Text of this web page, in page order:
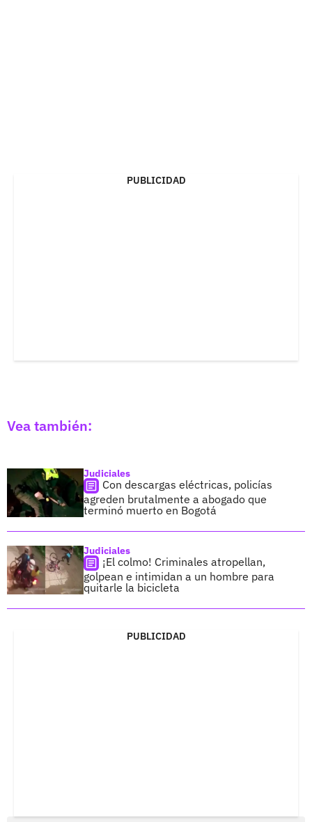
PUBLICIDAD
Vea también:
Judiciales
Con descargas eléctricas, policías
agreden brutalmente a abogado que
terminó muerto en Bogotá
Judiciales
¡El colmo! Criminales atropellan,
golpean e intimidan a un hombre para
quitarle la bicicleta
PUBLICIDAD